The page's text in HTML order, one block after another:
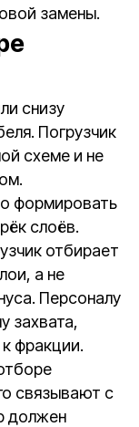
замены.
снизу
Погрузчик
схеме и не
формировать
слоёв.
отбирает
а не
Персоналу
захвата,
фракции.
связывают с
должен